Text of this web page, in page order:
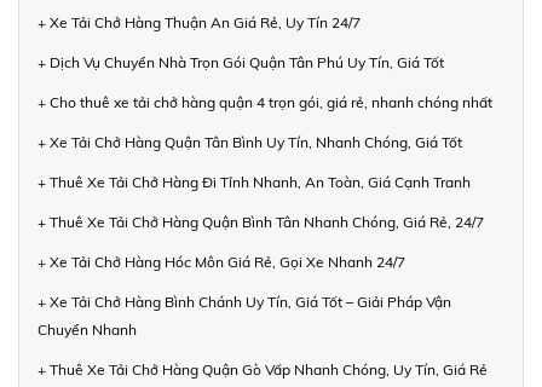
+ Xe Tải Chở Hàng Thuận An Giá Rẻ, Uy Tín 24/7
+ Dịch Vụ Chuyển Nhà Trọn Gói Quận Tân Phú Uy Tín, Giá Tốt
+ Cho thuê xe tải chở hàng quận 4 trọn gói, giá rẻ, nhanh chóng nhất
+ Xe Tải Chở Hàng Quận Tân Bình Uy Tín, Nhanh Chóng, Giá Tốt
+ Thuê Xe Tải Chở Hàng Đi Tỉnh Nhanh, An Toàn, Giá Cạnh Tranh
+ Thuê Xe Tải Chở Hàng Quận Bình Tân Nhanh Chóng, Giá Rẻ, 24/7
+ Xe Tải Chở Hàng Hóc Môn Giá Rẻ, Gọi Xe Nhanh 24/7
+ Xe Tải Chở Hàng Bình Chánh Uy Tín, Giá Tốt – Giải Pháp Vận
Chuyển Nhanh
+ Thuê Xe Tải Chở Hàng Quận Gò Vấp Nhanh Chóng, Uy Tín, Giá Rẻ